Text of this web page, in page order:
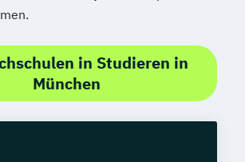
in Studieren in
München